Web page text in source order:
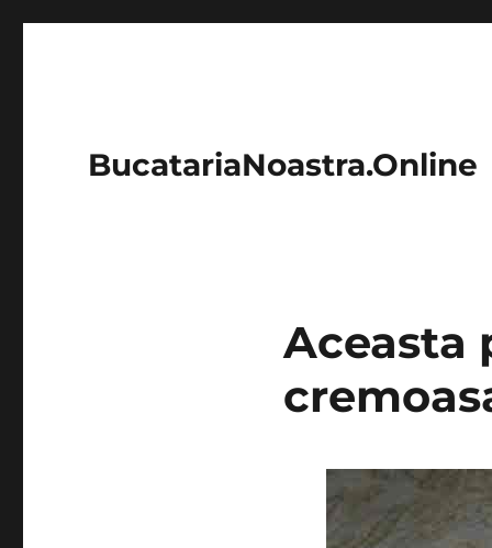
BucatariaNoastra.Online
Aceasta